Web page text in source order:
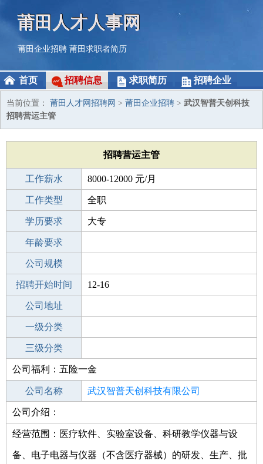
莆田人才人事网
莆田企业招聘 莆田求职者简历
首页 招聘信息 求职简历 招聘企业
当前位置： 莆田人才网招聘网 > 莆田企业招聘 > 武汉智普天创科技
招聘营运主管
招聘营运主管
工作薪水 8000-12000 元/月
招聘人数 1人
工作类型 全职
性别要求 -
学历要求 大专
工作经验
年龄要求
工作地点
公司规模
公司电话
招聘开始时间 12-16
招聘结束时间
公司地址
一级分类
二级分类
三级分类
其他行业
公司福利：五险一金
公司名称 武汉智普天创科技有限公司
公司类型
公司介绍：
经营范围：医疗软件、实验室设备、科研教学仪器与设
备、电子电器与仪器（不含医疗器械）的研发、生产、批